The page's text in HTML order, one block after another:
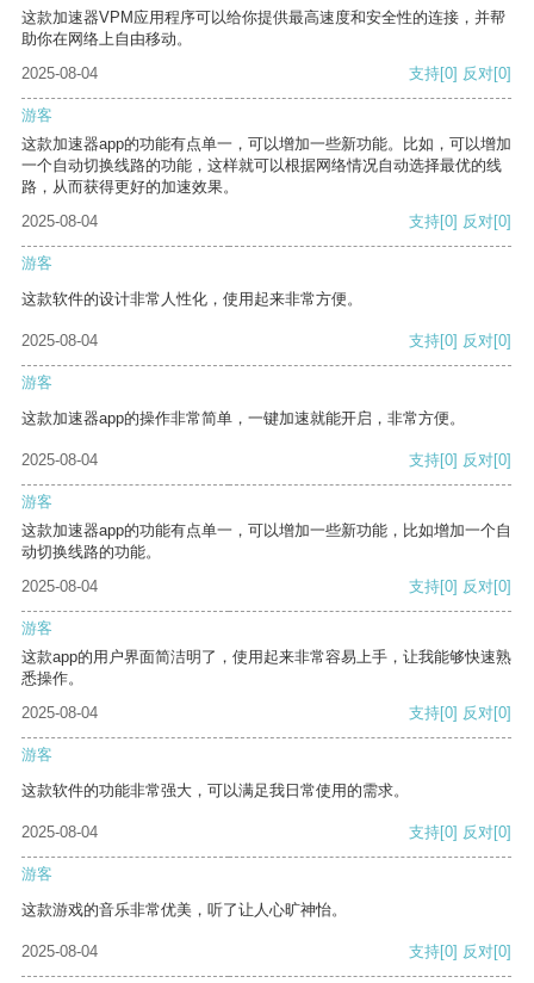
这款加速器VPM应用程序可以给你提供最高速度和安全性的连接，并帮
助你在网络上自由移动。
2025-08-04
支持[0] 反对[0]
游客
这款加速器app的功能有点单一，可以增加一些新功能。比如，可以增加
一个自动切换线路的功能，这样就可以根据网络情况自动选择最优的线
路，从而获得更好的加速效果。
2025-08-04
支持[0] 反对[0]
游客
这款软件的设计非常人性化，使用起来非常方便。
2025-08-04 支持[0] 反对[0]
游客
这款加速器app的操作非常简单，一键加速就能开启，非常方便。
2025-08-04 支持[0] 反对[0]
游客
这款加速器app的功能有点单一，可以增加一些新功能，比如增加一个自
动切换线路的功能。
2025-08-04
支持[0] 反对[0]
游客
这款app的用户界面简洁明了，使用起来非常容易上手，让我能够快速熟
悉操作。
2025-08-04
支持[0] 反对[0]
游客
这款软件的功能非常强大，可以满足我日常使用的需求。
2025-08-04 支持[0] 反对[0]
游客
这款游戏的音乐非常优美，听了让人心旷神怡。
2025-08-04 支持[0] 反对[0]